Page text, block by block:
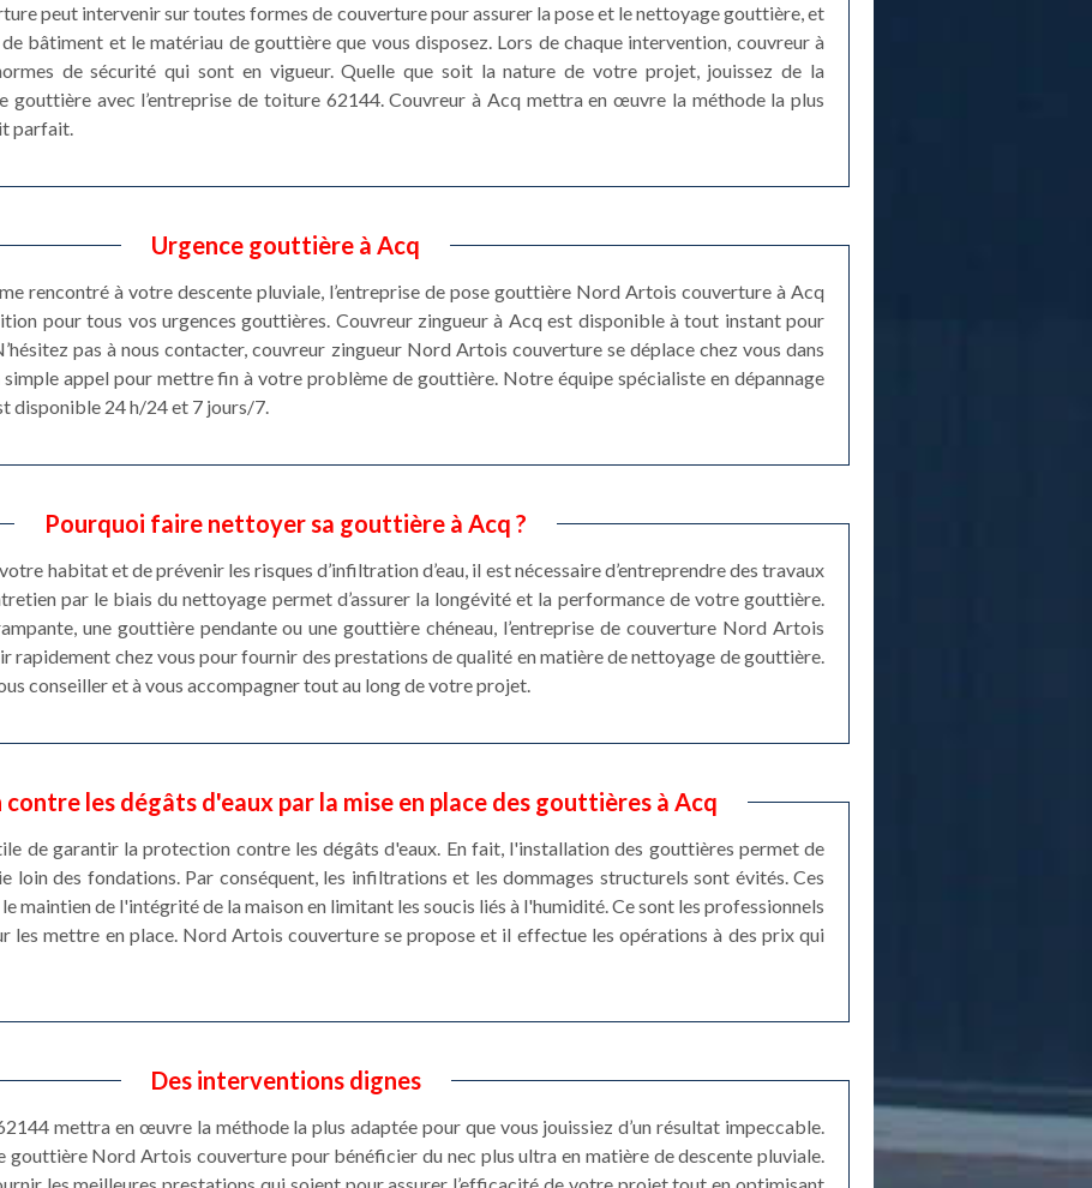
peut intervenir sur toutes formes de couverture pour assurer la pose et le nettoyage gouttière, et
bâtiment et le matériau de gouttière que vous disposez. Lors de chaque intervention, couvreur à
de sécurité qui sont en vigueur. Quelle que soit la nature de votre projet, jouissez de la
gouttière avec l’entreprise de toiture 62144. Couvreur à Acq mettra en œuvre la méthode la plus
parfait.
Urgence gouttière à Acq
rencontré à votre descente pluviale, l’entreprise de pose gouttière Nord Artois couverture à Acq
pour tous vos urgences gouttières. Couvreur zingueur à Acq est disponible à tout instant pour
pas à nous contacter, couvreur zingueur Nord Artois couverture se déplace chez vous dans
simple appel pour mettre fin à votre problème de gouttière. Notre équipe spécialiste en dépannage
disponible 24 h/24 et 7 jours/7.
Pourquoi faire nettoyer sa gouttière à Acq ?
habitat et de prévenir les risques d’infiltration d’eau, il est nécessaire d’entreprendre des travaux
par le biais du nettoyage permet d’assurer la longévité et la performance de votre gouttière.
une gouttière pendante ou une gouttière chéneau, l’entreprise de couverture Nord Artois
rapidement chez vous pour fournir des prestations de qualité en matière de nettoyage de gouttière.
conseiller et à vous accompagner tout au long de votre projet.
les dégâts d'eaux par la mise en place des gouttières à Acq
de garantir la protection contre les dégâts d'eaux. En fait, l'installation des gouttières permet de
loin des fondations. Par conséquent, les infiltrations et les dommages structurels sont évités. Ces
maintien de l'intégrité de la maison en limitant les soucis liés à l'humidité. Ce sont les professionnels
les mettre en place. Nord Artois couverture se propose et il effectue les opérations à des prix qui
Des interventions dignes
mettra en œuvre la méthode la plus adaptée pour que vous jouissiez d’un résultat impeccable.
gouttière Nord Artois couverture pour bénéficier du nec plus ultra en matière de descente pluviale.